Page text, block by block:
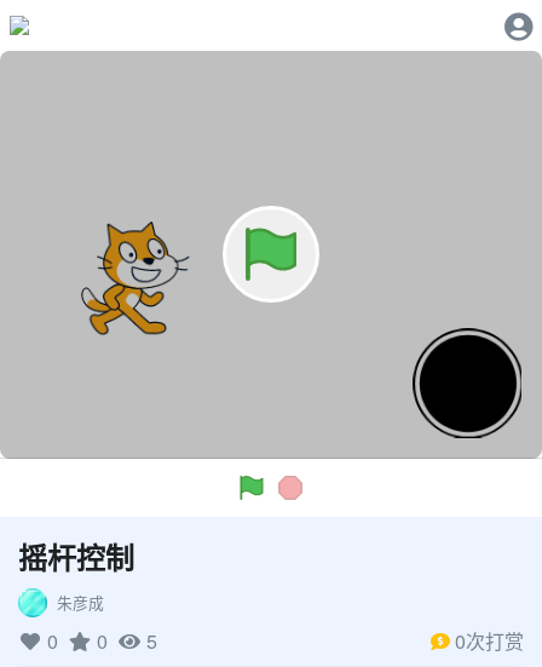
摇杆控制
朱彦成
0 0 5
0次打赏